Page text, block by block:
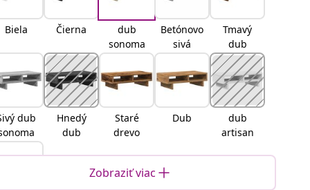
Biela Čierna
dub
sonoma
Betónovo
sivá
Tmavý
dub
dub
Hnedý
dub
Staré
drevo
Dub
dub
artisan
Zobraziť viac